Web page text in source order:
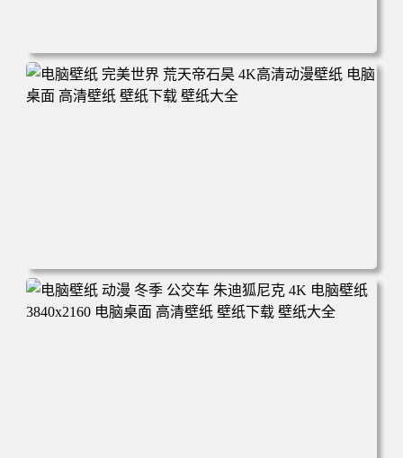
电脑壁纸 动漫 无限 罗小黑 罗小黑战记 罗小黑战记2 风息
鹿野师姐 电脑桌面 高清壁纸 壁纸下载 壁纸大全
电脑壁纸 完美世界 荒天帝石昊 4K高清动漫壁纸 电脑桌面
高清壁纸 壁纸下载 壁纸大全